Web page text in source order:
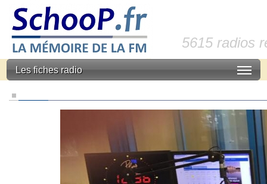
5615 radios
Les fiches radio